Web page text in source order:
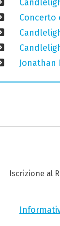
Concerto
Jonathan
Iscrizione al